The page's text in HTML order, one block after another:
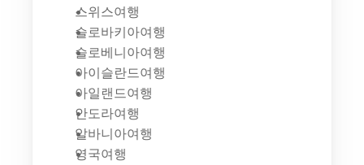
스위스여행
슬로바키아여행
슬로베니아여행
아이슬란드여행
아일랜드여행
안도라여행
알바니아여행
영국여행